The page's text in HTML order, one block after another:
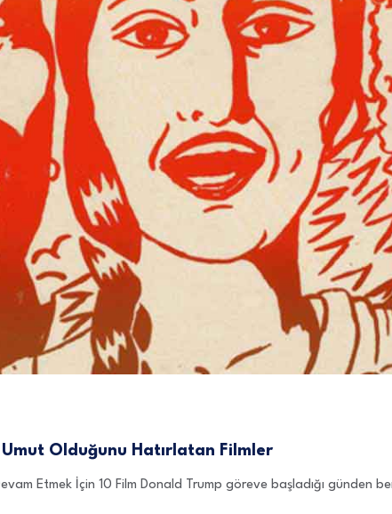
Olduğunu Hatırlatan Filmler
Etmek İçin 10 Film Donald Trump göreve başladığı günden